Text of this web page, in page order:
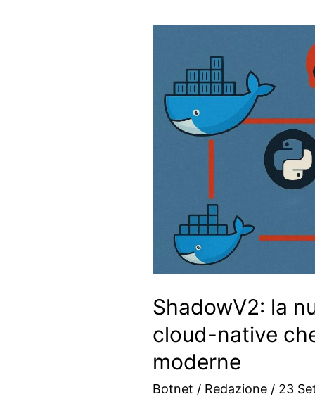
ShadowV2: la
cloud-native
moderne
Botnet / Redazione / 23